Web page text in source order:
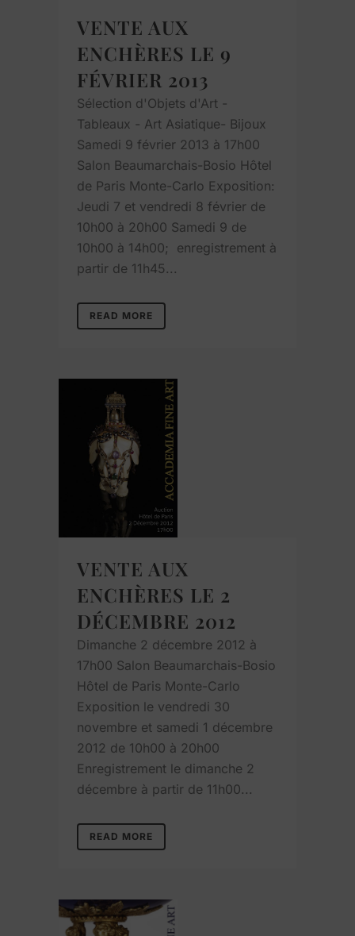
VENTE AUX
ENCHÈRES LE 9
FÉVRIER 2013
Sélection d'Objets d'Art -
Tableaux - Art Asiatique- Bijoux
Samedi 9 février 2013 à 17h00
Salon Beaumarchais-Bosio Hôtel
de Paris Monte-Carlo Exposition:
Jeudi 7 et vendredi 8 février de
10h00 à 20h00 Samedi 9 de
10h00 à 14h00; enregistrement à
partir de 11h45...
READ MORE
VENTE AUX
ENCHÈRES LE 2
DÉCEMBRE 2012
Dimanche 2 décembre 2012 à
17h00 Salon Beaumarchais-Bosio
Hôtel de Paris Monte-Carlo
Exposition le vendredi 30
novembre et samedi 1 décembre
2012 de 10h00 à 20h00
Enregistrement le dimanche 2
décembre à partir de 11h00...
READ MORE